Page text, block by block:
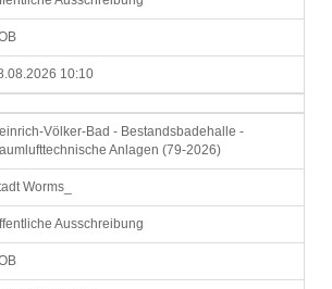
10:10
Völker-Bad - Bestandsbadehalle -
Anlagen (79-2026)
Worms_
Ausschreibung